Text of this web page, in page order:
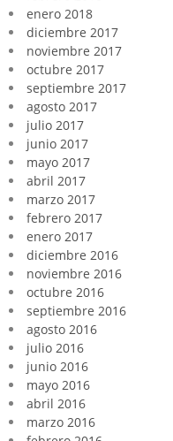
enero 2018
diciembre 2017
noviembre 2017
octubre 2017
septiembre 2017
agosto 2017
julio 2017
junio 2017
mayo 2017
abril 2017
marzo 2017
febrero 2017
enero 2017
diciembre 2016
noviembre 2016
octubre 2016
septiembre 2016
agosto 2016
julio 2016
junio 2016
mayo 2016
abril 2016
marzo 2016